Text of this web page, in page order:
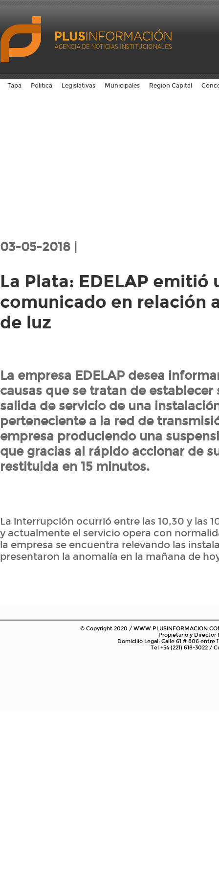
Tapa Politica Legislativas Municipales Region Capital
03-05-2018 |
La Plata: EDELAP emitió
comunicado en relación
de luz
La empresa EDELAP desea
causas que se tratan de establecer
salida de servicio de una
perteneciente a la red de
empresa produciendo una
que gracias al rápido accionar de
restituida en 15 minutos.
La interrupción ocurrió entre las 10,30 y las
y actualmente el servicio opera con
la empresa se encuentra relevando las
presentaron la anomalía en la mañana de
© Copyright 2020 /
Propietario y Director
Domicilio Legal: Calle 61 # 806 entre
Tel +54 (221) 618-3022 /